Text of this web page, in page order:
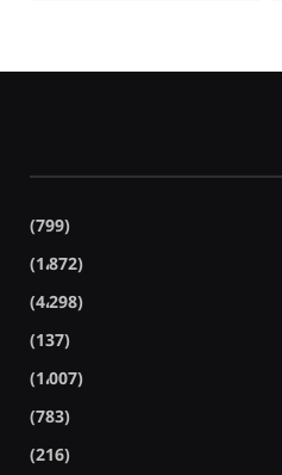
(799)
(1٬872)
(4٬298)
(137)
(1٬007)
(783)
(216)